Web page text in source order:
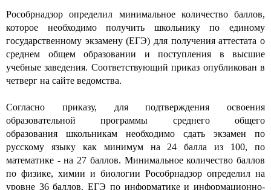
Рособрнадзор определил минимальное количество баллов,
которое необходимо получить школьнику по единому
государственному экзамену (ЕГЭ) для получения аттестата о
среднем общем образовании и поступления в высшие
учебные заведения. Соответствующий приказ опубликован в
четверг на сайте ведомства.
Согласно приказу, для подтверждения освоения
образовательной программы среднего общего
образования школьникам необходимо сдать экзамен по
русскому языку как минимум на 24 балла из 100, по
математике - на 27 баллов. Минимальное количество баллов
по физике, химии и биологии Рособрнадзор определил на
уровне 36 баллов. ЕГЭ по информатике и информационно-